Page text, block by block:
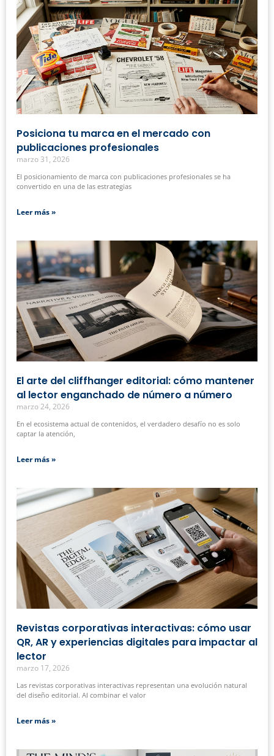
Posiciona tu marca en el mercado con
publicaciones profesionales
marzo 31, 2026
El posicionamiento de marca con publicaciones profesionales se ha
convertido en una de las estrategias
Leer más »
El arte del cliffhanger editorial: cómo mantener
al lector enganchado de número a número
marzo 24, 2026
En el ecosistema actual de contenidos, el verdadero desafío no es solo
captar la atención,
Leer más »
Revistas corporativas interactivas: cómo usar
QR, AR y experiencias digitales para impactar al
lector
marzo 17, 2026
Las revistas corporativas interactivas representan una evolución natural
del diseño editorial. Al combinar el valor
Leer más »